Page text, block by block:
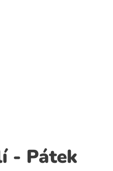
- Pátek